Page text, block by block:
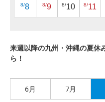
8/8 8/9 8/10 8/11
来週以降の九州・沖縄の夏休
ら！
6月 7月